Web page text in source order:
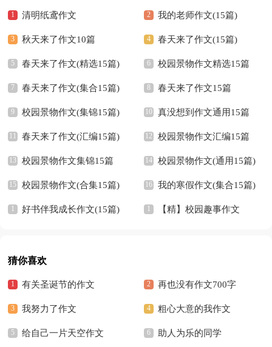
清明纸鸢作文 我的老师作文(15篇)
秋天来了作文10篇 春天来了作文(15篇)
春天来了作文(精选15篇) 校园景物作文精选15篇
春天来了作文(集合15篇) 春天来了作文15篇
校园景物作文(集锦15篇) 真没想到作文通用15篇
春天来了作文(汇编15篇) 校园景物作文汇编15篇
校园景物作文集锦15篇 校园景物作文(通用15篇)
校园景物作文(合集15篇) 我的寒假作文(集合15篇)
好书伴我成长作文(15篇) 【精】校园趣事作文
猜你喜欢
有关圣诞节的作文 再也没有作文700字
我努力了作文 粗心大意的我作文
给自己一片天空作文 助人为乐的同学